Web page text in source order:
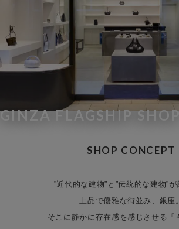
GINZA FLAGSHIP
SHOP CONCEPT
”近代的な建物”と”伝統的な建物”
上品で優雅な街並み、銀座。
そこに静かに存在感を感じさせる「